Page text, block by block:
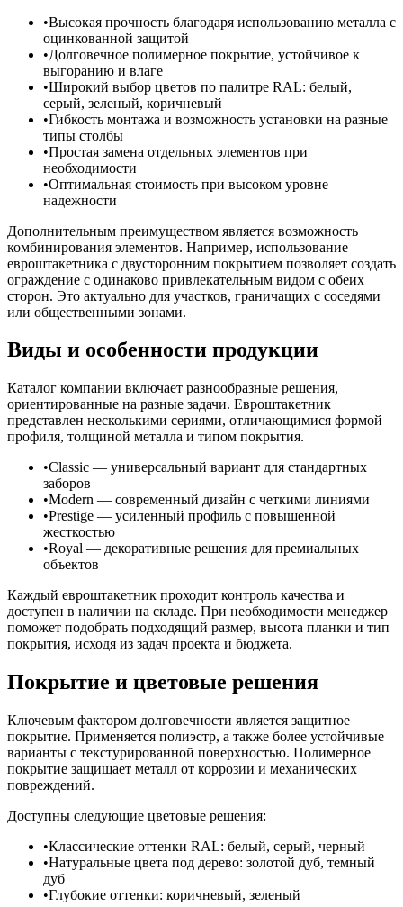
Высокая прочность благодаря использованию металла с
оцинкованной защитой
Долговечное полимерное покрытие, устойчивое к
выгоранию и влаге
Широкий выбор цветов по палитре RAL: белый,
серый, зеленый, коричневый
Гибкость монтажа и возможность установки на разные
типы столбы
Простая замена отдельных элементов при
необходимости
Оптимальная стоимость при высоком уровне
надежности
Дополнительным преимуществом является возможность
комбинирования элементов. Например, использование
евроштакетника с двусторонним покрытием позволяет создать
ограждение с одинаково привлекательным видом с обеих
сторон. Это актуально для участков, граничащих с соседями
или общественными зонами.
Виды и особенности продукции
Каталог компании включает разнообразные решения,
ориентированные на разные задачи. Евроштакетник
представлен несколькими сериями, отличающимися формой
профиля, толщиной металла и типом покрытия.
Classic — универсальный вариант для стандартных
заборов
Modern — современный дизайн с четкими линиями
Prestige — усиленный профиль с повышенной
жесткостью
Royal — декоративные решения для премиальных
объектов
Каждый евроштакетник проходит контроль качества и
доступен в наличии на складе. При необходимости менеджер
поможет подобрать подходящий размер, высота планки и тип
покрытия, исходя из задач проекта и бюджета.
Покрытие и цветовые решения
Ключевым фактором долговечности является защитное
покрытие. Применяется полиэстр, а также более устойчивые
варианты с текстурированной поверхностью. Полимерное
покрытие защищает металл от коррозии и механических
повреждений.
Доступны следующие цветовые решения:
Классические оттенки RAL: белый, серый, черный
Натуральные цвета под дерево: золотой дуб, темный
дуб
Глубокие оттенки: коричневый, зеленый